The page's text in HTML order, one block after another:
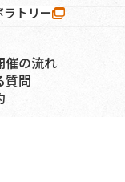
トリー
催の流れ
質問